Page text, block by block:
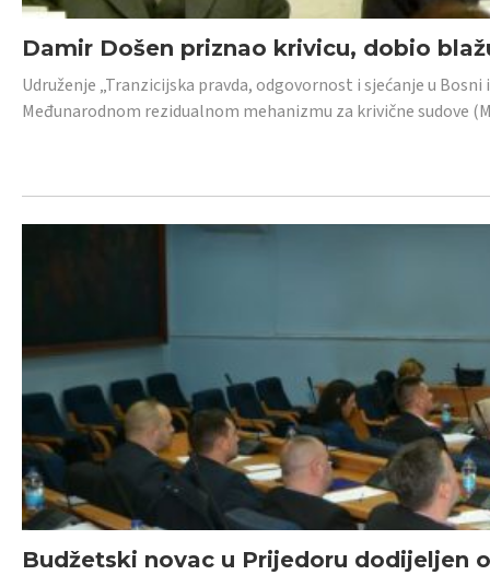
Damir Došen priznao krivicu, dobio
Udruženje „Tranzicijska pravda, odgovornost i sjećanje u
Međunarodnom rezidualnom mehanizmu za krivične sudove
Budžetski novac u Prijedoru dodijeljen